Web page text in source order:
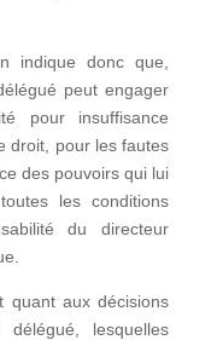
indique donc que,
peut engager
pour insuffisance
droit, pour les fautes
des pouvoirs qui lui
les conditions
du directeur
quant aux décisions
lesquelles